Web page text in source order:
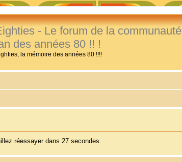
- Le forum de la communauté
des années 80 !! !
la mémoire des années 80 !!!!
réessayer dans 27 secondes.